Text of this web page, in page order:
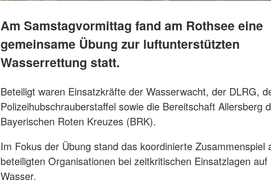
Am Samstagvormittag fand am Rothsee eine
gemeinsame Übung zur luftunterstützten
Wasserrettung statt.
Beteiligt waren Einsatzkräfte der Wasserwacht, der DLRG,
Polizeihubschrauberstaffel sowie die Bereitschaft Allersberg
Bayerischen Roten Kreuzes (BRK).
Im Fokus der Übung stand das koordinierte Zusammenspiel
beteiligten Organisationen bei zeitkritischen Einsatzlagen
Wasser.